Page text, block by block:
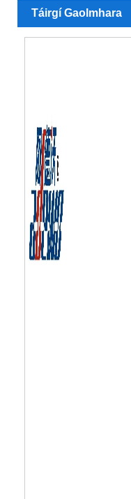
Táirgí Gaolmhara